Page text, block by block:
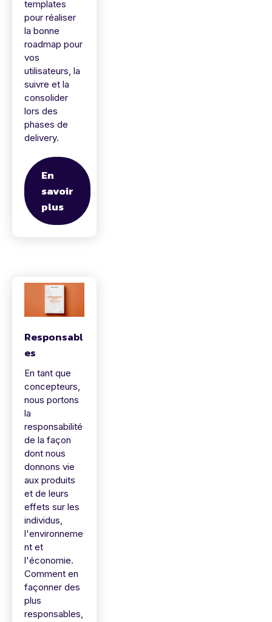
templates
pour réaliser
la bonne
roadmap pour
vos
utilisateurs, la
suivre et la
consolider
lors des
phases de
delivery.
En
savoir
plus
Responsabl
es
En tant que
concepteurs,
nous portons
la
responsabilité
de la façon
dont nous
donnons vie
aux produits
et de leurs
effets sur les
individus,
l'environneme
nt et
l'économie.
Comment en
façonner des
plus
responsables,